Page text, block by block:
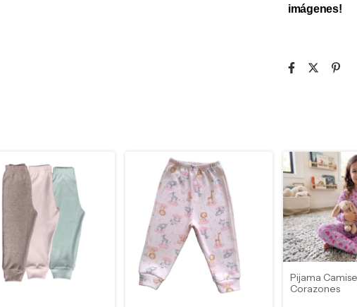
imágenes!
Pijama
Corazones